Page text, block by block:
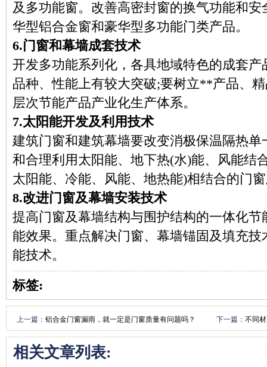
及多功能窗。改善高密封窗的换气功能和
华型铝合金窗和豪华型多功能门类产品。
6.门窗和幕墙成套技术
开发多功能系列化，各具地域特色的成套
品种、性能上有较大突破;要树立**产品、
层次节能产品产业化生产体系。
7.太阳能开发及利用技术
建筑门窗和建筑幕墙要改变消极保温隔热
和合理利用太阳能、地下热(水)能、风能结
太阳能、冷能、风能、地热能)相结合的门
8.改进门窗及幕墙安装技术
提高门窗及幕墙结构与围护结构的一体化
能效果。重点解决门窗、幕墙锚固及填充
能技术。
标签:
上一篇： 铝合金门窗漏雨，就一定是门窗质量有问题吗？ 下一篇： 不同
相关文章列表: